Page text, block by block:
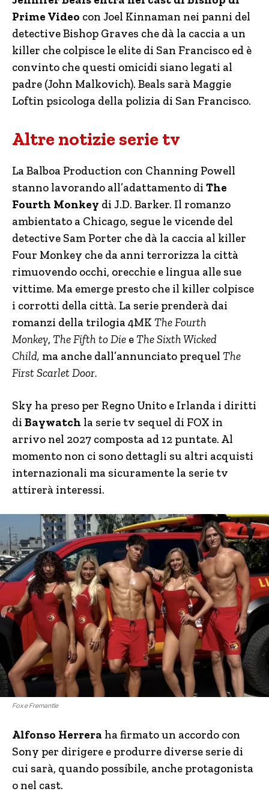
Prime Video con Joel Kinnaman nei panni del
detective Bishop Graves che dà la caccia a un
killer che colpisce le elite di San Francisco ed è
convinto che questi omicidi siano legati al
padre (John Malkovich). Beals sarà Maggie
Loftin psicologa della polizia di San Francisco.
Altre notizie serie tv
La Balboa Production con Channing Powell
stanno lavorando all’adattamento di The
Fourth Monkey di J.D. Barker. Il romanzo
ambientato a Chicago, segue le vicende del
detective Sam Porter che dà la caccia al killer
Four Monkey che da anni terrorizza la città
rimuovendo occhi, orecchie e lingua alle sue
vittime. Ma emerge presto che il killer colpisce
i corrotti della città. La serie prenderà dai
romanzi della trilogia 4MK The Fourth
Monkey, The Fifth to Die eThe Sixth Wicked
Child, ma anche dall’annunciato prequel The
First Scarlet Door.
Sky ha preso per Regno Unito e Irlanda i diritti
di Baywatch la serie tv sequel di FOX in
arrivo nel 2027 composta ad 12 puntate. Al
momento non ci sono dettagli su altri acquisti
internazionali ma sicuramente la serie tv
attirerà interessi.
Fox e Fremantle
Alfonso Herrera ha firmato un accordo con
Sony per dirigere e produrre diverse serie di
cui sarà, quando possibile, anche protagonista
o nel cast.